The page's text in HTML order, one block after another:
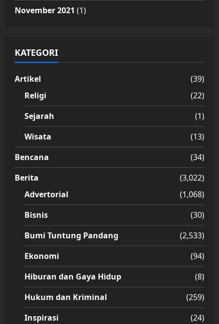
November 2021 (1)
KATEGORI
Artikel
(39)
Religi
(22)
Sejarah
(1)
Wisata
(13)
Bencana
(34)
Berita
(3,022)
Advertorial
(1,068)
Bisnis
(30)
Bumi Tuntung Pandang
(2,533)
Ekonomi
(94)
Hiburan dan Gaya Hidup
(8)
Hukum dan Kriminal
(259)
Inspirasi
(24)